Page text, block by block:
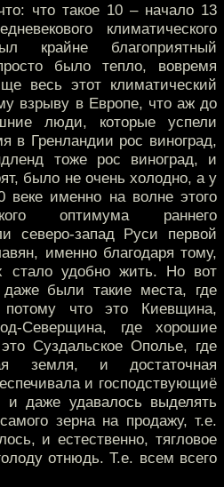
что такое 10 – начало 13
климатического
крайне благоприятный
было тепло, вовремя
весь этот климатический
взрыву в Европе, что аж до
люди, которые успели
в Гренландии рос виноград,
тоже рос виноград, и
было не очень холодно, а у
веке именно на волне этого
оптимума раннего
северо-запад Руси первой
именно благодаря тому,
стало удобно жить. Но вот
были такие места, где
что это Киевщина,
Северщина, где хорошие
Суздальское Ополье, где
земля, и достаточная
и господствующиё
и даже удавалось выделять
зерна на продажу, т.е.
и естественно, тягловое
отнюдь. Т.е. всем всего